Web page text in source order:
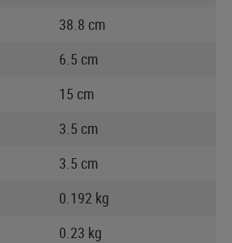
38.8 cm
6.5 cm
15 cm
3.5 cm
3.5 cm
0.192 kg
0.23 kg